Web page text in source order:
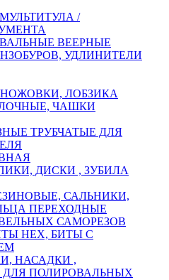
/
ВЕЕРНЫЕ
УДЛИНИТЕЛИ
ЛОБЗИКА
ЧАШКИ
ТРУБЧАТЫЕ ДЛЯ
ДИСКИ , ЗУБИЛА
САЛЬНИКИ,
ПЕРЕХОДНЫЕ
САМОРЕЗОВ
НЕХ, БИТЫ С
НАСАДКИ ,
ДЛЯ ПОЛИРОВАЛЬНЫХ